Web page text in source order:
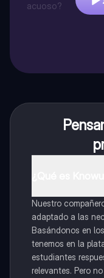
acuoso?
Nuestro
adaptado a las
Basándonos en
tenemos en la
estudiantes
relevantes. Pero